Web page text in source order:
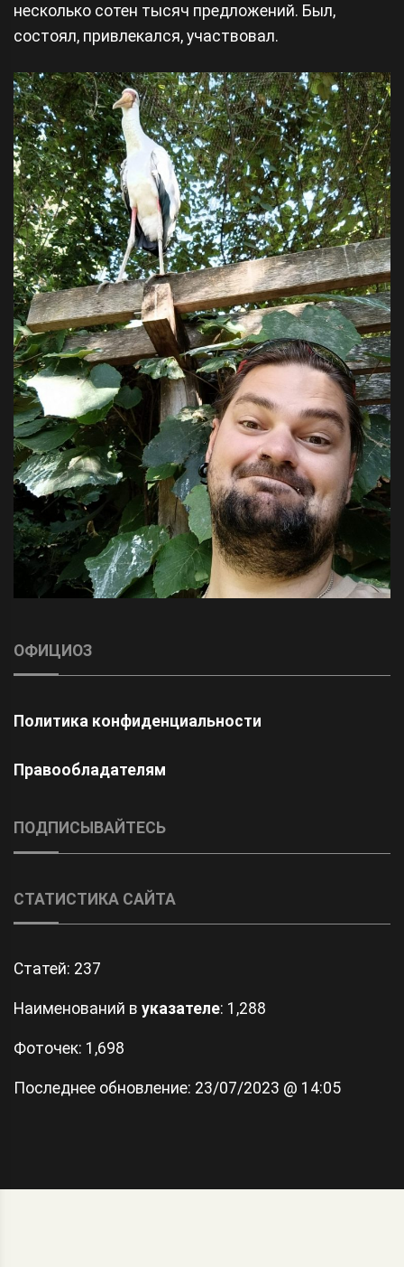
несколько сотен тысяч предложений. Был,
состоял, привлекался, участвовал.
ОФИЦИОЗ
Политика конфиденциальности
Правообладателям
ПОДПИСЫВАЙТЕСЬ
СТАТИСТИКА САЙТА
Статей: 237
Наименований в указателе: 1,288
Фоточек: 1,698
Последнее обновление: 23/07/2023 @ 14:05